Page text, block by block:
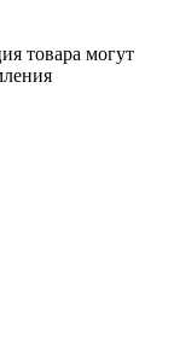
товара могут